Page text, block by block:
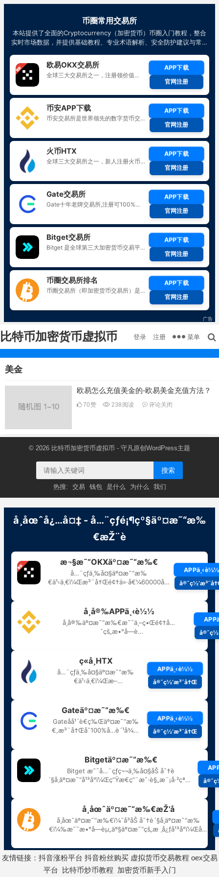
比特币加密货币虚拟币 登录 注册 菜单
美金
欧易怎么充值美金的-欧易美金充值方法？
70赞 238 阅读 评论关闭
© 2026 比特币加密货币虚拟币 - 守凡原创 WordPress主题
搜索
热搜: 交易 钱包 是什么 为什么 我们
友情链接： 抖音涨粉平台 抖音粉丝购买 虚拟货币交易教程 oex交易
平台
比特币炒币教程 加密货币新手入门